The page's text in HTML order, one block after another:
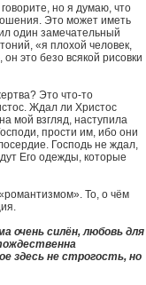
но я думаю, что
Это может иметь
один замечательный
«я плохой человек,
это безо всякой рисовки
Это что-то
Ждал ли Христос
мой взгляд, наступила
прости им, ибо они
Господь не ждал,
Его одежды, которые
То, о чём
очень силён, любовь для
здесь не строгость, но